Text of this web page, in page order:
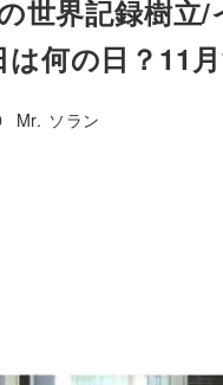
世界記録樹
何の日？11月
著
Mr. ソラン